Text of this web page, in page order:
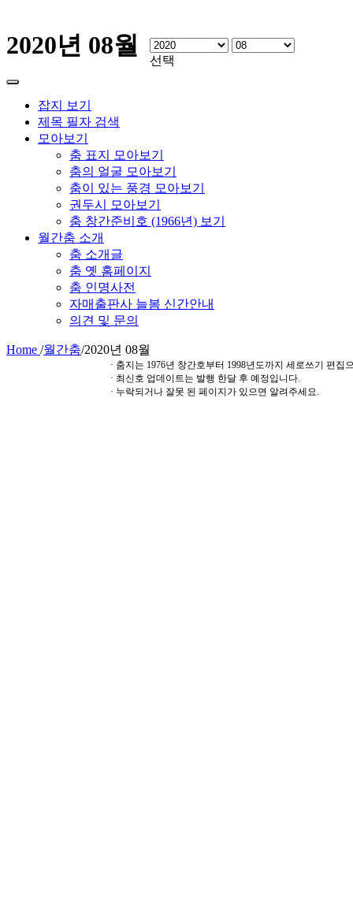
2020년 08월
선택
잡지 보기
제목 필자 검색
모아보기
춤 표지 모아보기
춤의 얼굴 모아보기
춤이 있는 풍경 모아보기
권두시 모아보기
춤 창간준비호 (1966년) 보기
월간춤 소개
춤 소개글
춤 옛 홈페이지
춤 인명사전
자매출판사 늘봄 신간안내
의견 및 문의
Home /월간춤/2020년 08월
· 춤지는 1976년 창간호부터 1998년도까지 세로쓰기 편집
· 최신호 업데이트는 발행 한달 후 예정입니다.
· 누락되거나 잘못 된 페이지가 있으면 알려주세요.